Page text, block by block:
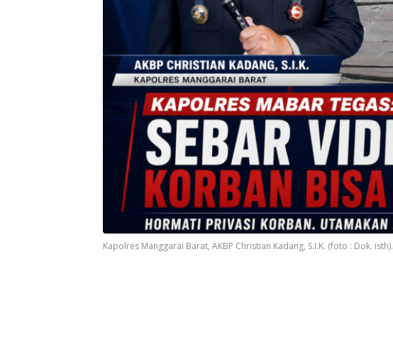
Kapolres Manggarai Barat, AKBP Christian Kadang, S.I.K. (foto : Dok. isth).